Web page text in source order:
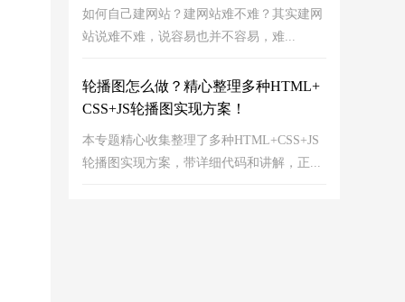
如何自己建网站？建网站难不难？其实建网
站说难不难，说容易也并不容易，难...
轮播图怎么做？精心整理多种HTML+
CSS+JS轮播图实现方案！
本专题精心收集整理了多种HTML+CSS+JS
轮播图实现方案，带详细代码和讲解，正...